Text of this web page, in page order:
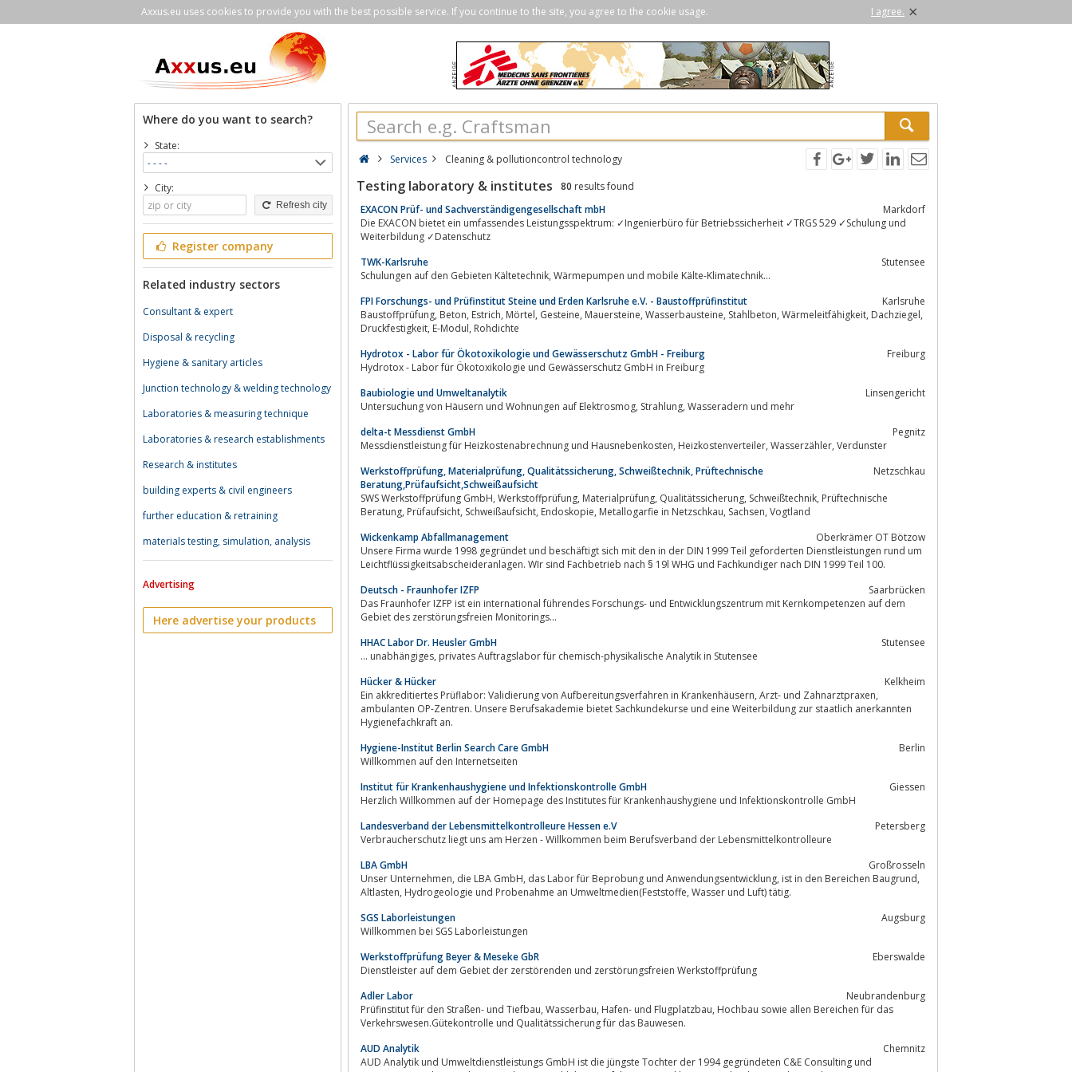
Axxus.eu uses cookies to provide you with the best possible service. If you continue to the site, you agree to the cookie usage. I agree. ×
Where do you want to search?
State:
City:
Refresh city
Register company
Related industry sectors
Consultant & expert
Disposal & recycling
Hygiene & sanitary articles
Junction technology & welding technology
Laboratories & measuring technique
Laboratories & research establishments
Research & institutes
building experts & civil engineers
further education & retraining
materials testing, simulation, analysis
Advertising
Here advertise your products
Services Cleaning & pollutioncontrol technology
Testing laboratory & institutes 80 results found
EXACON Prüf- und Sachverständigengesellschaft mbH
Markdorf
Die EXACON bietet ein umfassendes Leistungsspektrum: ✓Ingenierbüro für Betriebssicherheit ✓TRGS 529 ✓Schulung und
Weiterbildung ✓Datenschutz
TWK-Karlsruhe
Stutensee
Schulungen auf den Gebieten Kältetechnik, Wärmepumpen und mobile Kälte-Klimatechnik...
FPI Forschungs- und Prüfinstitut Steine und Erden Karlsruhe e.V. - Baustoffprüfinstitut
Karlsruhe
Baustoffprüfung, Beton, Estrich, Mörtel, Gesteine, Mauersteine, Wasserbausteine, Stahlbeton, Wärmeleitfähigkeit, Dachziegel,
Druckfestigkeit, E-Modul, Rohdichte
Hydrotox - Labor für Ökotoxikologie und Gewässerschutz GmbH - Freiburg
Freiburg
Hydrotox - Labor für Ökotoxikologie und Gewässerschutz GmbH in Freiburg
Baubiologie und Umweltanalytik
Linsengericht
Untersuchung von Häusern und Wohnungen auf Elektrosmog, Strahlung, Wasseradern und mehr
delta-t Messdienst GmbH
Pegnitz
Messdienstleistung für Heizkostenabrechnung und Hausnebenkosten, Heizkostenverteiler, Wasserzähler, Verdunster
Werkstoffprüfung, Materialprüfung, Qualitätssicherung, Schweißtechnik, Prüftechnische
Beratung,Prüfaufsicht,Schweißaufsicht
Netzschkau
SWS Werkstoffprüfung GmbH, Werkstoffprüfung, Materialprüfung, Qualitätssicherung, Schweißtechnik, Prüftechnische
Beratung, Prüfaufsicht, Schweißaufsicht, Endoskopie, Metallogarfie in Netzschkau, Sachsen, Vogtland
Wickenkamp Abfallmanagement
Oberkrämer OT Bötzow
Unsere Firma wurde 1998 gegründet und beschäftigt sich mit den in der DIN 1999 Teil geforderten Dienstleistungen rund um
Leichtflüssigkeitsabscheideranlagen. WIr sind Fachbetrieb nach § 19l WHG und Fachkundiger nach DIN 1999 Teil 100.
Deutsch - Fraunhofer IZFP
Saarbrücken
Das Fraunhofer IZFP ist ein international führendes Forschungs- und Entwicklungszentrum mit Kernkompetenzen auf dem
Gebiet des zerstörungsfreien Monitorings...
HHAC Labor Dr. Heusler GmbH
Stutensee
... unabhängiges, privates Auftragslabor für chemisch-physikalische Analytik in Stutensee
Hücker & Hücker
Kelkheim
Ein akkreditiertes Prüflabor: Validierung von Aufbereitungsverfahren in Krankenhäusern, Arzt- und Zahnarztpraxen,
ambulanten OP-Zentren. Unsere Berufsakademie bietet Sachkundekurse und eine Weiterbildung zur staatlich anerkannten
Hygienefachkraft an.
Hygiene-Institut Berlin Search Care GmbH
Berlin
Willkommen auf den Internetseiten
Institut für Krankenhaushygiene und Infektionskontrolle GmbH
Giessen
Herzlich Willkommen auf der Homepage des Institutes für Krankenhaushygiene und Infektionskontrolle GmbH
Landesverband der Lebensmittelkontrolleure Hessen e.V
Petersberg
Verbraucherschutz liegt uns am Herzen - Willkommen beim Berufsverband der Lebensmittelkontrolleure
LBA GmbH
Großrosseln
Unser Unternehmen, die LBA GmbH, das Labor für Beprobung und Anwendungsentwicklung, ist in den Bereichen Baugrund,
Altlasten, Hydrogeologie und Probenahme an Umweltmedien(Feststoffe, Wasser und Luft) tätig.
SGS Laborleistungen
Augsburg
Willkommen bei SGS Laborleistungen
Werkstoffprüfung Beyer & Meseke GbR
Eberswalde
Dienstleister auf dem Gebiet der zerstörenden und zerstörungsfreien Werkstoffprüfung
Adler Labor
Neubrandenburg
Prüfinstitut für den Straßen- und Tiefbau, Wasserbau, Hafen- und Flugplatzbau, Hochbau sowie allen Bereichen für das
Verkehrswesen.Gütekontrolle und Qualitätssicherung für das Bauwesen.
AUD Analytik
Chemnitz
AUD Analytik und Umweltdienstleistungs GmbH ist die jüngste Tochter der 1994 gegründeten C&E Consulting und